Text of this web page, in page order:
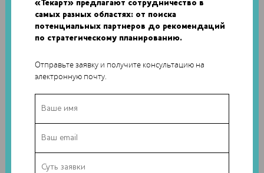
«Текарт» предлагают сотрудничество в
самых разных областях: от поиска
потенциальных партнеров до рекомендаций
по стратегическому планированию.
Отправьте заявку и получите консультацию на
электронную почту.
неблагоприятных погодных условиях. Благодаря
инновационным линзам автономные машины вскоре
могут стать нормой, а не роскошью.